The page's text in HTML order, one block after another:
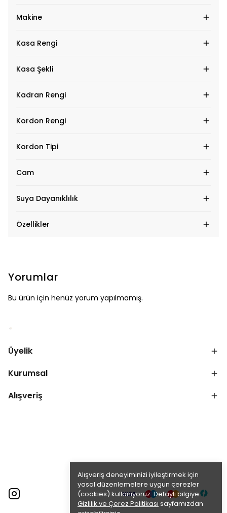
Alışveriş deneyiminizi iyileştirmek için
yasal düzenlemelere uygun çerezler
(cookies) kullanıyoruz. Detaylı bilgiye
Gizlilik ve Çerez Politikası sayfamızdan
Makine
Kasa Rengi
Kasa Şekli
Kadran Rengi
Kordon Rengi
Kordon Tipi
Cam
Suya Dayanıklılık
Özellikler
Yorumlar
Bu ürün için henüz yorum yapılmamış.
Üyelik
Kurumsal
Alışveriş